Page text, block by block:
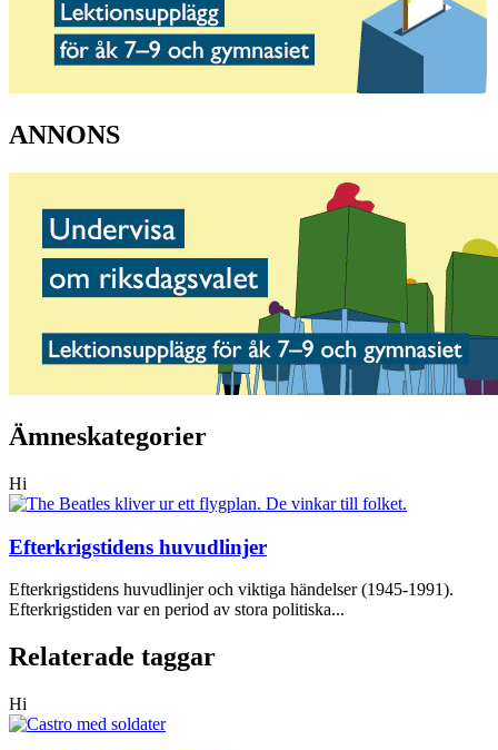
ANNONS
Ämneskategorier
Hi
Efterkrigstidens huvudlinjer
Efterkrigstidens huvudlinjer och viktiga händelser (1945-1991).
Efterkrigstiden var en period av stora politiska...
Relaterade taggar
Hi